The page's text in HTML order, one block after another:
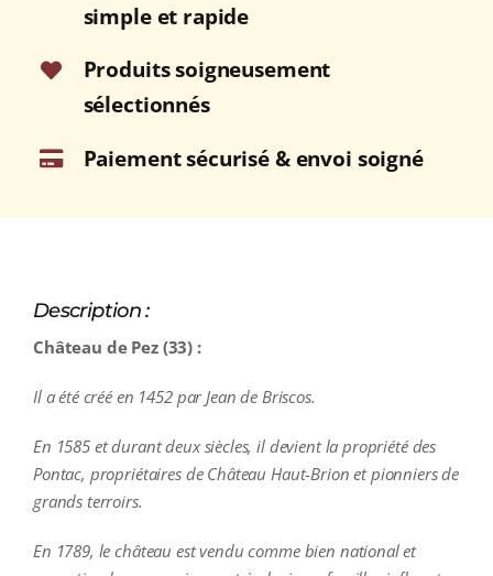
simple et rapide
Produits soigneusement
sélectionnés
Paiement sécurisé & envoi soigné
Description :
Château de Pez (33) :
Il a été créé en 1452 par Jean de Briscos.
En 1585 et durant deux siècles, il devient la propriété des
Pontac, propriétaires de Château Haut-Brion et pionniers de
grands terroirs.
En 1789, le château est vendu comme bien national et